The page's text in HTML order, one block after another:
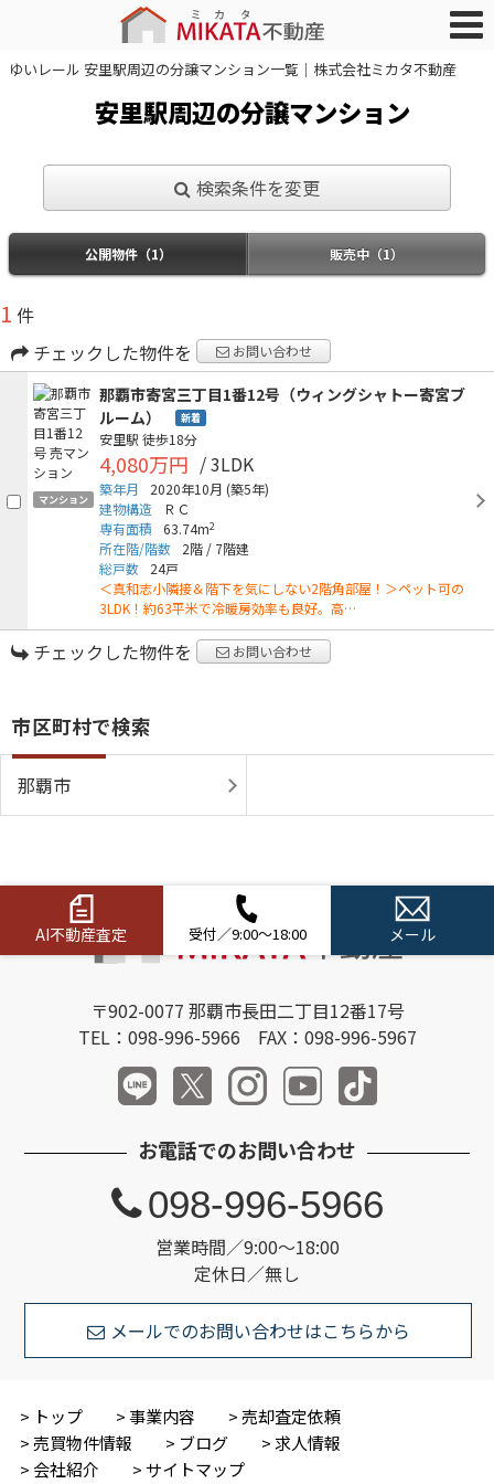
ゆいレール 安里駅周辺の分譲マンション一覧｜株式会社ミカタ不動産
安里駅周辺の分譲マンション
検索条件を変更
公開物件（1） 販売中（1）
1 件
チェックした物件を
お問い合わせ
マンション
那覇市寄宮三丁目1番12号（ウィングシャトー寄宮ブ
ルーム）
新着
安里駅 徒歩18分
4,080万円 / 3LDK
築年月 2020年10月 (築5年)
建物構造
ＲＣ
専有面積
63.74m2
所在階/階数 2階 / 7階建
総戸数
24戸
＜真和志小隣接＆階下を気にしない2階角部屋！＞ペット可の
3LDK！約63平米で冷暖房効率も良好。高…
チェックした物件を お問い合わせ
市区町村で検索
那覇市
AI不動産査定 受付／9:00～18:00 メール
〒902-0077 那覇市長田二丁目12番17号
TEL：098-996-5966 FAX：098-996-5967
お電話でのお問い合わせ
営業時間／9:00～18:00
定休日／無し
098-996-5966
メールでのお問い合わせはこちらから
トップ 事業内容
売却査定依頼
売買物件情報
ブログ
求人情報
会社紹介
サイトマップ